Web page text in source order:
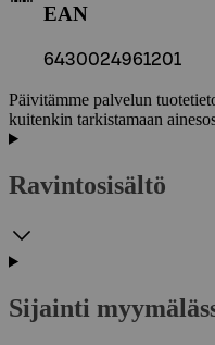
EAN
6430024961201
Päivitämme palvelun
kuitenkin tarkistamaan
Ravintosisältö
Sijainti